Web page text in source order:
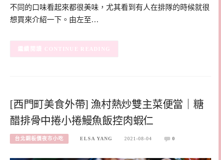
不同的口味看起來都很美味，尤其看到有人在排隊的時候就很
想買來介紹一下。由左至…
CONTINUE READING
[西門町美食外帶] 漁村熱炒雙主菜便當｜糖
醋排骨中捲小捲鰻魚飯控肉蝦仁
台北銅板價夜市小吃 ELSA YANG 2021-08-04 0